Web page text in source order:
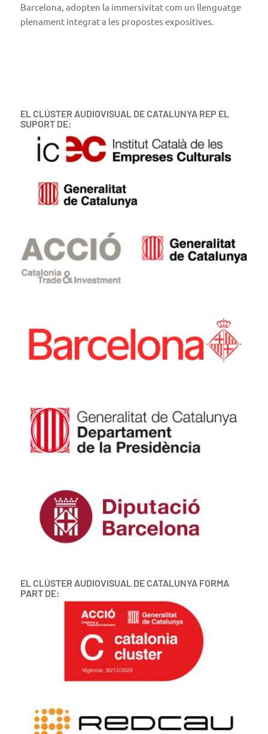
Barcelona, adopten la immersivitat com un llenguatge
plenament integrat a les propostes expositives.
EL CLÚSTER AUDIOVISUAL DE CATALUNYA REP EL
SUPORT DE:
EL CLÚSTER AUDIOVISUAL DE CATALUNYA FORMA
PART DE: